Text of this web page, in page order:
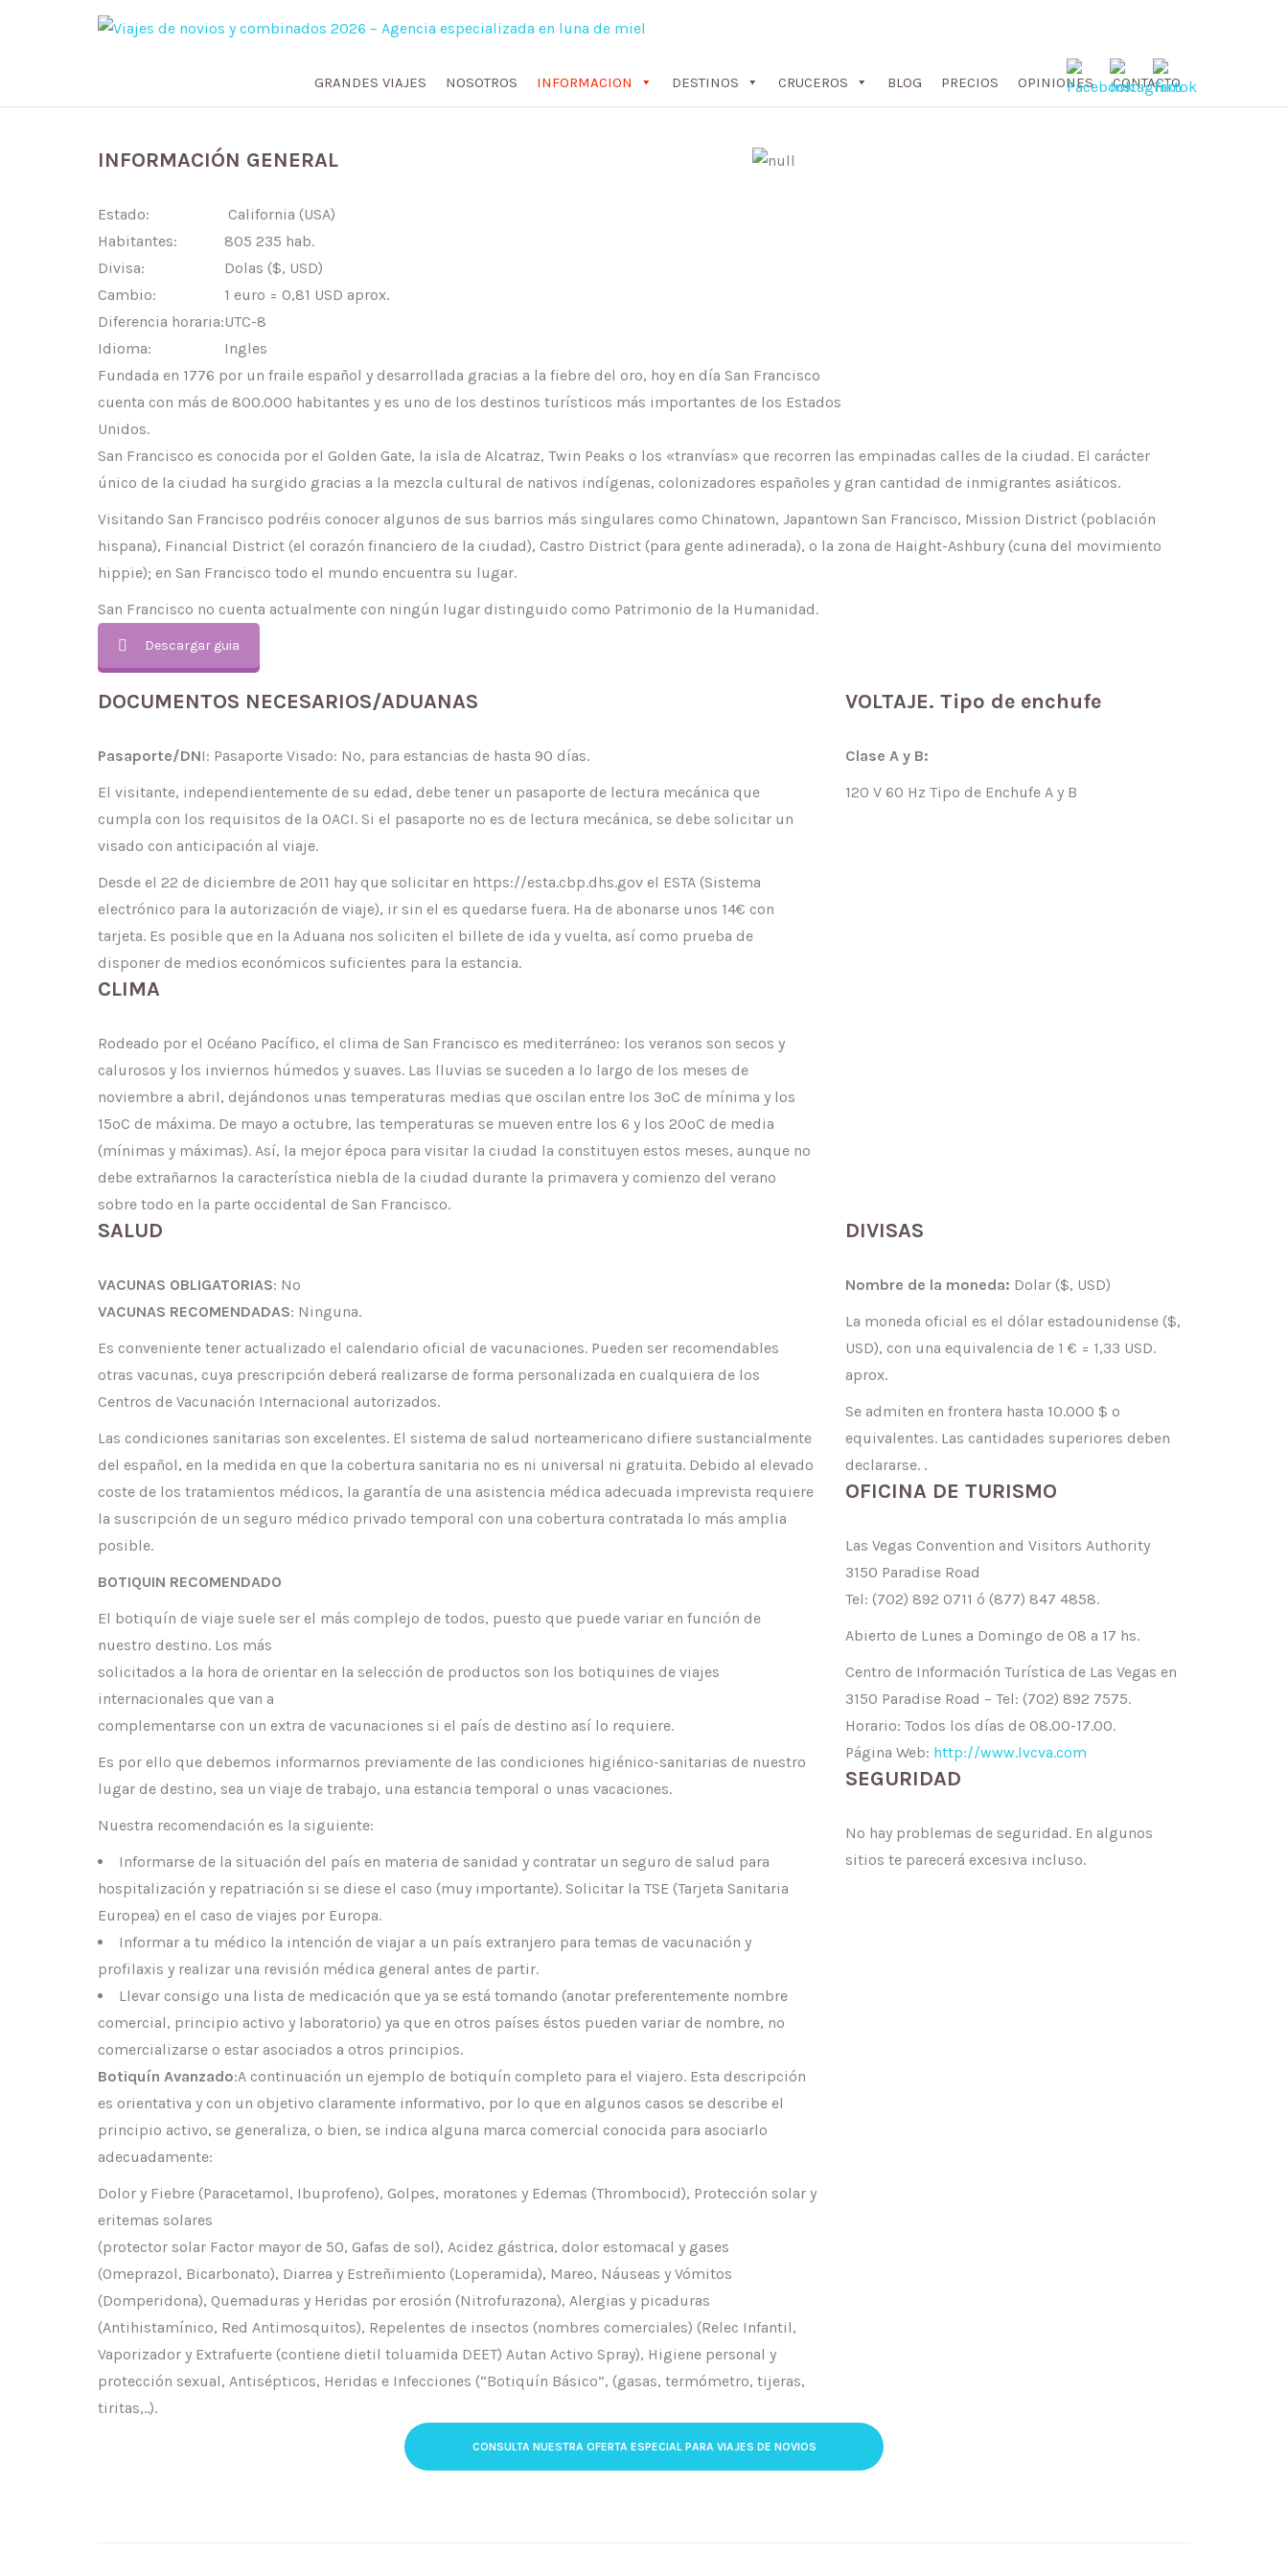
GRANDES VIAJES NOSOTROS INFORMACION DESTINOS CRUCEROS BLOG PRECIOS OPINIONES CONTACTO
INFORMACIÓN GENERAL
Estado:
California (USA)
Habitantes:
805 235 hab.
Divisa:
Dolas ($, USD)
Cambio:
1 euro = 0,81 USD aprox.
Diferencia horaria:UTC-8
Idioma:
Ingles
Fundada en 1776 por un fraile español y desarrollada gracias a la fiebre del oro, hoy en día San Francisco
cuenta con más de 800.000 habitantes y es uno de los destinos turísticos más importantes de los Estados
Unidos.
San Francisco es conocida por el Golden Gate, la isla de Alcatraz, Twin Peaks o los «tranvías» que recorren las empinadas calles de la ciudad. El carácter
único de la ciudad ha surgido gracias a la mezcla cultural de nativos indígenas, colonizadores españoles y gran cantidad de inmigrantes asiáticos.
Visitando San Francisco podréis conocer algunos de sus barrios más singulares como Chinatown, Japantown San Francisco, Mission District (población
hispana), Financial District (el corazón financiero de la ciudad), Castro District (para gente adinerada), o la zona de Haight-Ashbury (cuna del movimiento
hippie); en San Francisco todo el mundo encuentra su lugar.
San Francisco no cuenta actualmente con ningún lugar distinguido como Patrimonio de la Humanidad.
Descargar guia
DOCUMENTOS NECESARIOS/ADUANAS
Pasaporte/DNI: Pasaporte Visado: No, para estancias de hasta 90 días.
El visitante, independientemente de su edad, debe tener un pasaporte de lectura mecánica que
cumpla con los requisitos de la OACI. Si el pasaporte no es de lectura mecánica, se debe solicitar un
visado con anticipación al viaje.
Desde el 22 de diciembre de 2011 hay que solicitar en https://esta.cbp.dhs.gov el ESTA (Sistema
electrónico para la autorización de viaje), ir sin el es quedarse fuera. Ha de abonarse unos 14€ con
tarjeta. Es posible que en la Aduana nos soliciten el billete de ida y vuelta, así como prueba de
disponer de medios económicos suficientes para la estancia.
CLIMA
Rodeado por el Océano Pacífico, el clima de San Francisco es mediterráneo: los veranos son secos y
calurosos y los inviernos húmedos y suaves. Las lluvias se suceden a lo largo de los meses de
noviembre a abril, dejándonos unas temperaturas medias que oscilan entre los 3ºC de mínima y los
15ºC de máxima. De mayo a octubre, las temperaturas se mueven entre los 6 y los 20ºC de media
(mínimas y máximas). Así, la mejor época para visitar la ciudad la constituyen estos meses, aunque no
debe extrañarnos la característica niebla de la ciudad durante la primavera y comienzo del verano
sobre todo en la parte occidental de San Francisco.
VOLTAJE. Tipo de enchufe
Clase A y B:
120 V 60 Hz Tipo de Enchufe A y B
SALUD
VACUNAS OBLIGATORIAS: No
VACUNAS RECOMENDADAS: Ninguna.
Es conveniente tener actualizado el calendario oficial de vacunaciones. Pueden ser recomendables
otras vacunas, cuya prescripción deberá realizarse de forma personalizada en cualquiera de los
Centros de Vacunación Internacional autorizados.
Las condiciones sanitarias son excelentes. El sistema de salud norteamericano difiere sustancialmente
del español, en la medida en que la cobertura sanitaria no es ni universal ni gratuita. Debido al elevado
coste de los tratamientos médicos, la garantía de una asistencia médica adecuada imprevista requiere
la suscripción de un seguro médico privado temporal con una cobertura contratada lo más amplia
posible.
BOTIQUIN RECOMENDADO
El botiquín de viaje suele ser el más complejo de todos, puesto que puede variar en función de
nuestro destino. Los más
solicitados a la hora de orientar en la selección de productos son los botiquines de viajes
internacionales que van a
complementarse con un extra de vacunaciones si el país de destino así lo requiere.
Es por ello que debemos informarnos previamente de las condiciones higiénico-sanitarias de nuestro
lugar de destino, sea un viaje de trabajo, una estancia temporal o unas vacaciones.
Nuestra recomendación es la siguiente:
Informarse de la situación del país en materia de sanidad y contratar un seguro de salud para
hospitalización y repatriación si se diese el caso (muy importante). Solicitar la TSE (Tarjeta Sanitaria
Europea) en el caso de viajes por Europa.
Informar a tu médico la intención de viajar a un país extranjero para temas de vacunación y
profilaxis y realizar una revisión médica general antes de partir.
Llevar consigo una lista de medicación que ya se está tomando (anotar preferentemente nombre
comercial, principio activo y laboratorio) ya que en otros países éstos pueden variar de nombre, no
comercializarse o estar asociados a otros principios.
Botiquín Avanzado:A continuación un ejemplo de botiquín completo para el viajero. Esta descripción
es orientativa y con un objetivo claramente informativo, por lo que en algunos casos se describe el
principio activo, se generaliza, o bien, se indica alguna marca comercial conocida para asociarlo
adecuadamente:
Dolor y Fiebre (Paracetamol, Ibuprofeno), Golpes, moratones y Edemas (Thrombocid), Protección solar y
eritemas solares
(protector solar Factor mayor de 50, Gafas de sol), Acidez gástrica, dolor estomacal y gases
(Omeprazol, Bicarbonato), Diarrea y Estreñimiento (Loperamida), Mareo, Náuseas y Vómitos
(Domperidona), Quemaduras y Heridas por erosión (Nitrofurazona), Alergias y picaduras
(Antihistamínico, Red Antimosquitos), Repelentes de insectos (nombres comerciales) (Relec Infantil,
Vaporizador y Extrafuerte (contiene dietil toluamida DEET) Autan Activo Spray), Higiene personal y
protección sexual, Antisépticos, Heridas e Infecciones (“Botiquín Básico”, (gasas, termómetro, tijeras,
tiritas,..).
DIVISAS
Nombre de la moneda: Dolar ($, USD)
La moneda oficial es el dólar estadounidense ($,
USD), con una equivalencia de 1 € = 1,33 USD.
aprox.
Se admiten en frontera hasta 10.000 $ o
equivalentes. Las cantidades superiores deben
declararse. .
OFICINA DE TURISMO
Las Vegas Convention and Visitors Authority
3150 Paradise Road
Tel: (702) 892 0711 ó (877) 847 4858.
Abierto de Lunes a Domingo de 08 a 17 hs.
Centro de Información Turística de Las Vegas en
3150 Paradise Road – Tel: (702) 892 7575.
Horario: Todos los días de 08.00-17.00.
Página Web: http://www.lvcva.com
SEGURIDAD
No hay problemas de seguridad. En algunos
sitios te parecerá excesiva incluso.
CONSULTA NUESTRA OFERTA ESPECIAL PARA VIAJES DE NOVIOS